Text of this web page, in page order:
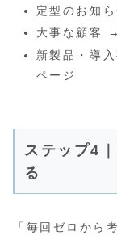
定型のお知
大事な顧客
新製品・導
ページ
ステップ4
る
「毎回ゼロから